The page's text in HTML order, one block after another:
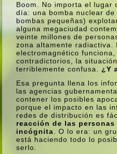
Boom. No importa el lugar
dí­a: una bomba nuclear
bombas pequeñas)
alguna megaciudad
veinte millones de
zona altamente radiactiva.
electromagnético
contradictorios, la
terriblemente confusa.¿Y
Esa pregunta llena los
las agencias
contener los posibles
porque el impacto en las
redes de distribución es
reacción de las
incógnita. O lo era: un
está haciendo todo lo
serlo.